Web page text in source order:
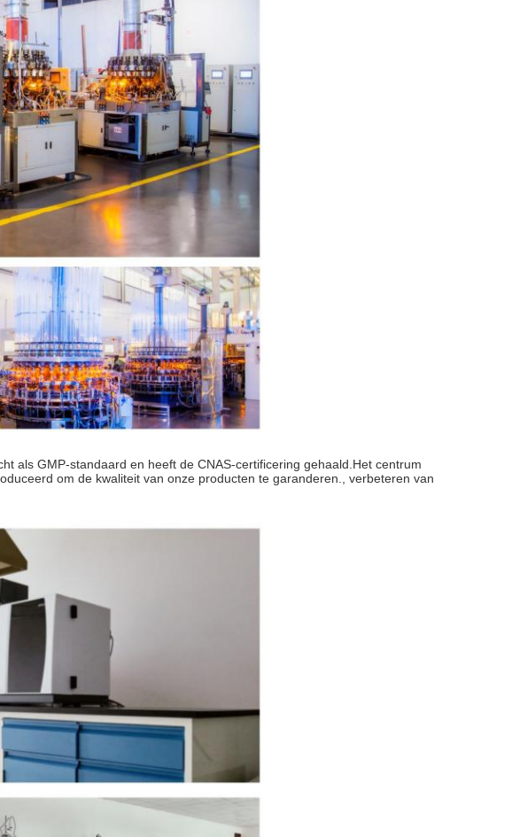
als GMP-standaard en heeft de CNAS-certificering gehaald.Het centrum
om de kwaliteit van onze producten te garanderen., verbeteren van